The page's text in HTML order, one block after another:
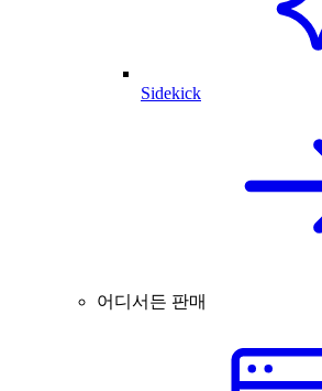
Sidekick
어디서든 판매